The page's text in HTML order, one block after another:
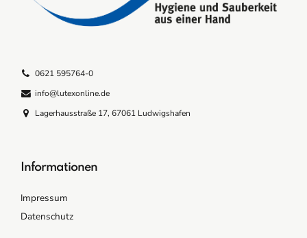
0621 595764-0
info@lutexonline.de
Lagerhausstraße 17, 67061 Ludwigshafen
Informationen
Impressum
Datenschutz